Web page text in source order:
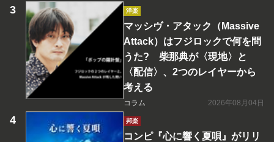
洋楽
マッシヴ・アタック（Massive
Attack）はフジロックで何を問
うた? 柴那典が〈現地〉と
〈配信〉、2つのレイヤーから
考える
コラム 2026年08月04日
邦楽
コンピ『心に響く夏唄』がリリ